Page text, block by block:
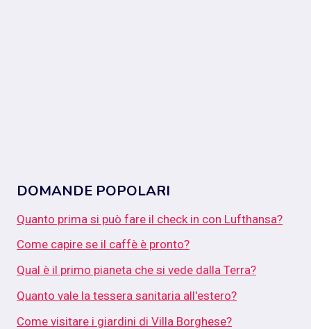
DOMANDE POPOLARI
Quanto prima si può fare il check in con Lufthansa?
Come capire se il caffè è pronto?
Qual è il primo pianeta che si vede dalla Terra?
Quanto vale la tessera sanitaria all'estero?
Come visitare i giardini di Villa Borghese?